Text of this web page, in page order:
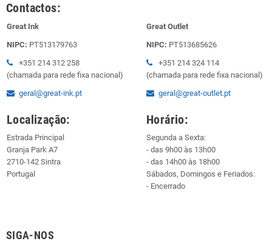
Contactos:
Great Ink
NIPC: PT513179763
+351 214 312 258
(chamada para rede fixa nacional)
geral@great-ink.pt
Great Outlet
NIPC: PT513685626
+351 214 324 114
(chamada para rede fixa nacional)
geral@great-outlet.pt
Localização:
Estrada Principal
Granja Park A7
2710-142 Sintra
Portugal
Horário:
Segunda a Sexta:
- das 9h00 às 13h00
- das 14h00 às 18h00
Sábados, Domingos e Feriados:
- Encerrado
SIGA-NOS